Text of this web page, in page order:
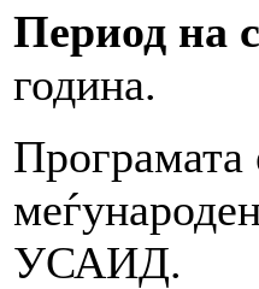
Период на
година.
Програмата
УСАИД.